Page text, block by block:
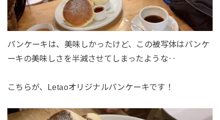
パンケーキは、美味しかったけど、この被写体はパンケ
ーキの美味しさを半減させてしまったような‥
こちらが、Letaoオリジナルパンケーキです！